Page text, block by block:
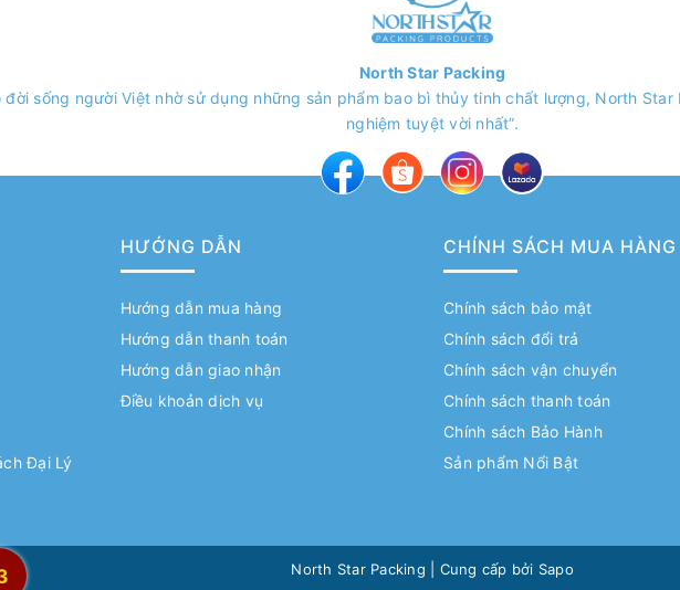
North Star Packing
đời sống người Việt nhờ sử dụng những sản phẩm bao bì thủy tinh chất lượng, North
nghiệm tuyệt vời nhất”.
Đại Lý
HƯỚNG DẪN
Hướng dẫn mua hàng
Hướng dẫn thanh toán
Hướng dẫn giao nhận
Điều khoản dịch vụ
CHÍNH SÁCH MUA HÀNG
Chính sách bảo mật
Chính sách đổi trả
Chính sách vận chuyển
Chính sách thanh toán
Chính sách Bảo Hành
Sản phẩm Nổi Bật
North Star Packing Cung cấp bởi Sapo